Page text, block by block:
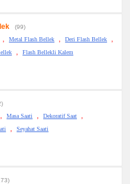
(99)
Metal Flash Bellek Deri Flash Bellek
Flash Bellekli Kalem
Masa Saati Dekoratif Saat
Seyahat Saati